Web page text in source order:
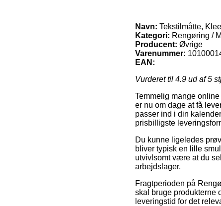
Navn: Tekstilmåtte,
Kategori: Rengøring /
Producent: Øvrige
Varenummer:
EAN:
Vurderet til 4.9 ud af 5
Temmelig mange
er nu om dage at få
passer ind i din
prisbilligste
Du kunne ligeledes
bliver typisk en lille
utvivlsomt være at du
arbejdslager.
Fragtperioden på
skal bruge produkterne
leveringstid for det